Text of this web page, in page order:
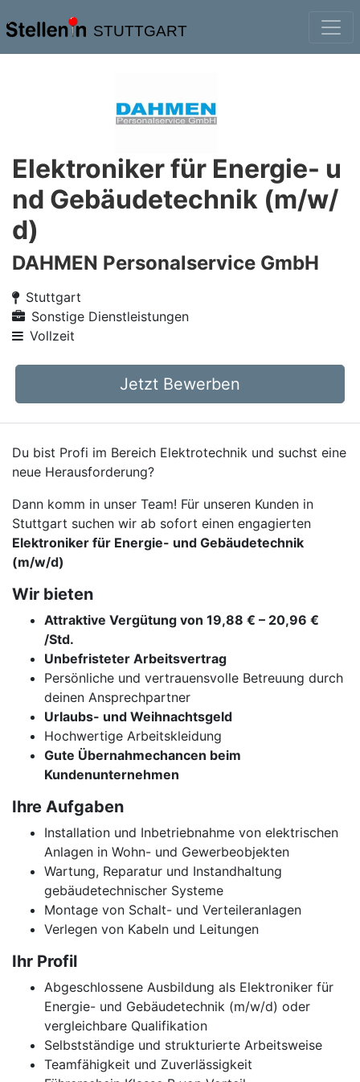
STUTTGART
Elektroniker für Energie- u
nd Gebäudetechnik (m/w/
d)
DAHMEN Personalservice GmbH
Stuttgart
Sonstige Dienstleistungen
Vollzeit
Jetzt Bewerben
Du bist Profi im Bereich Elektrotechnik und suchst eine
neue Herausforderung?
Dann komm in unser Team! Für unseren Kunden in
Stuttgart suchen wir ab sofort einen engagierten
Elektroniker für Energie- und Gebäudetechnik
(m/w/d)
Wir bieten
Attraktive Vergütung von 19,88 € – 20,96 €
/Std.
Unbefristeter Arbeitsvertrag
Persönliche und vertrauensvolle Betreuung durch
deinen Ansprechpartner
Urlaubs- und Weihnachtsgeld
Hochwertige Arbeitskleidung
Gute Übernahmechancen beim
Kundenunternehmen
Ihre Aufgaben
Installation und Inbetriebnahme von elektrischen
Anlagen in Wohn- und Gewerbeobjekten
Wartung, Reparatur und Instandhaltung
gebäudetechnischer Systeme
Montage von Schalt- und Verteileranlagen
Verlegen von Kabeln und Leitungen
Ihr Profil
Abgeschlossene Ausbildung als Elektroniker für
Energie- und Gebäudetechnik (m/w/d) oder
vergleichbare Qualifikation
Selbstständige und strukturierte Arbeitsweise
Teamfähigkeit und Zuverlässigkeit